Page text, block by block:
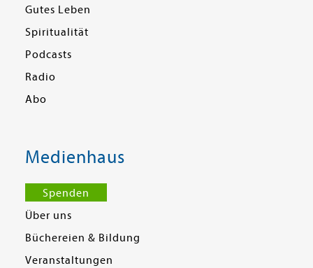
Gutes Leben
Spiritualität
Podcasts
Radio
Abo
Medienhaus
Spenden
Über uns
Büchereien & Bildung
Veranstaltungen